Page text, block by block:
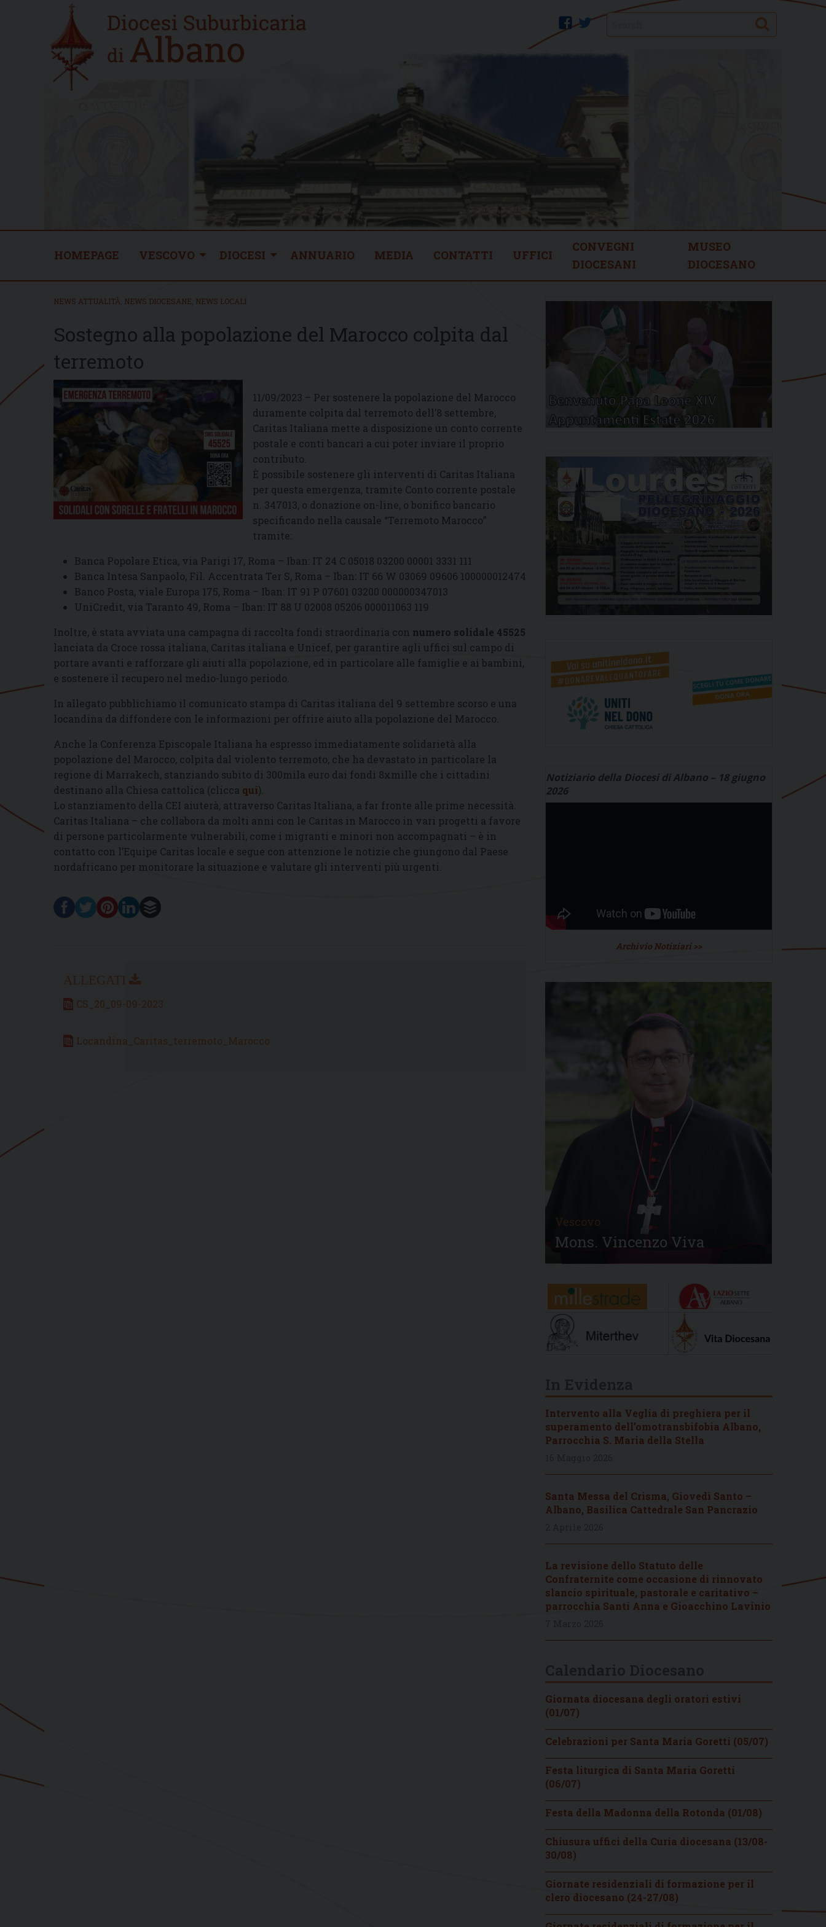
Home
new
twitter
facebook Search
HOMEPAGE VESCOVO DIOCESI ANNUARIO MEDIA CONTATTI UFFICI
CONVEGNI
DIOCESANI
MUSEO
DIOCESANO
NEWS ATTUALITÀ NEWS DIOCESANE NEWS LOCALI
Sostegno alla popolazione del Marocco colpita dal
terremoto
11/09/2023 – Per sostenere la popolazione del Marocco
duramente colpita dal terremoto dell’8 settembre,
Caritas Italiana mette a disposizione un conto corrente
postale e conti bancari a cui poter inviare il proprio
contributo.
È possibile sostenere gli interventi di Caritas Italiana
per questa emergenza, tramite Conto corrente postale
n. 347013, o donazione on-line, o bonifico bancario
specificando nella causale “Terremoto Marocco”
tramite:
Banca Popolare Etica, via Parigi 17, Roma – Iban: IT 24 C 05018 03200 00001 3331 111
Banca Intesa Sanpaolo, Fil. Accentrata Ter S, Roma – Iban: IT 66 W 03069 09606 100000012474
Banco Posta, viale Europa 175, Roma – Iban: IT 91 P 07601 03200 000000347013
UniCredit, via Taranto 49, Roma – Iban: IT 88 U 02008 05206 000011063 119
Inoltre, è stata avviata una campagna di raccolta fondi straordinaria con numero solidale 45525
lanciata da Croce rossa italiana, Caritas italiana e Unicef, per garantire agli uffici sul campo di
portare avanti e rafforzare gli aiuti alla popolazione, ed in particolare alle famiglie e ai bambini,
e sostenere il recupero nel medio-lungo periodo.
In allegato pubblichiamo il comunicato stampa di Caritas italiana del 9 settembre scorso e una
locandina da diffondere con le informazioni per offrire aiuto alla popolazione del Marocco.
Anche la Conferenza Episcopale Italiana ha espresso immediatamente solidarietà alla
popolazione del Marocco, colpita dal violento terremoto, che ha devastato in particolare la
regione di Marrakech, stanziando subito di 300mila euro dai fondi 8xmille che i cittadini
destinano alla Chiesa cattolica (clicca qui).
Lo stanziamento della CEI aiuterà, attraverso Caritas Italiana, a far fronte alle prime necessità.
Caritas Italiana – che collabora da molti anni con le Caritas in Marocco in vari progetti a favore
di persone particolarmente vulnerabili, come i migranti e minori non accompagnati – è in
contatto con l’Equipe Caritas locale e segue con attenzione le notizie che giungono dal Paese
nordafricano per monitorare la situazione e valutare gli interventi più urgenti.
CS_20_09-09-2023
Locandina_Caritas_terremoto_Marocco
Notiziario della Diocesi di Albano – 18 giugno
2026
Archivio Notiziari >>
Vescovo
Mons. Vincenzo Viva
Intervento alla Veglia di preghiera per il
superamento dell’omotransbifobia Albano,
Parrocchia S. Maria della Stella
Santa Messa del Crisma, Giovedì Santo –
Albano, Basilica Cattedrale San Pancrazio
La revisione dello Statuto delle
Confraternite come occasione di rinnovato
slancio spirituale, pastorale e caritativo –
parrocchia Santi Anna e Gioacchino Lavinio
Giornata diocesana degli oratori estivi
(01/07)
Celebrazioni per Santa Maria Goretti (05/07)
Festa liturgica di Santa Maria Goretti
(06/07)
Festa della Madonna della Rotonda (01/08)
Chiusura uffici della Curia diocesana (13/08-
30/08)
Giornate residenziali di formazione per il
clero diocesano (24-27/08)